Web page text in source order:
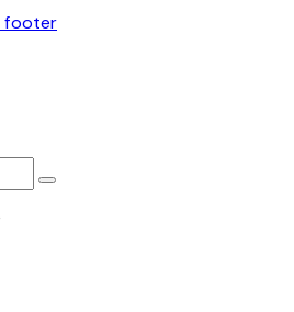
footer